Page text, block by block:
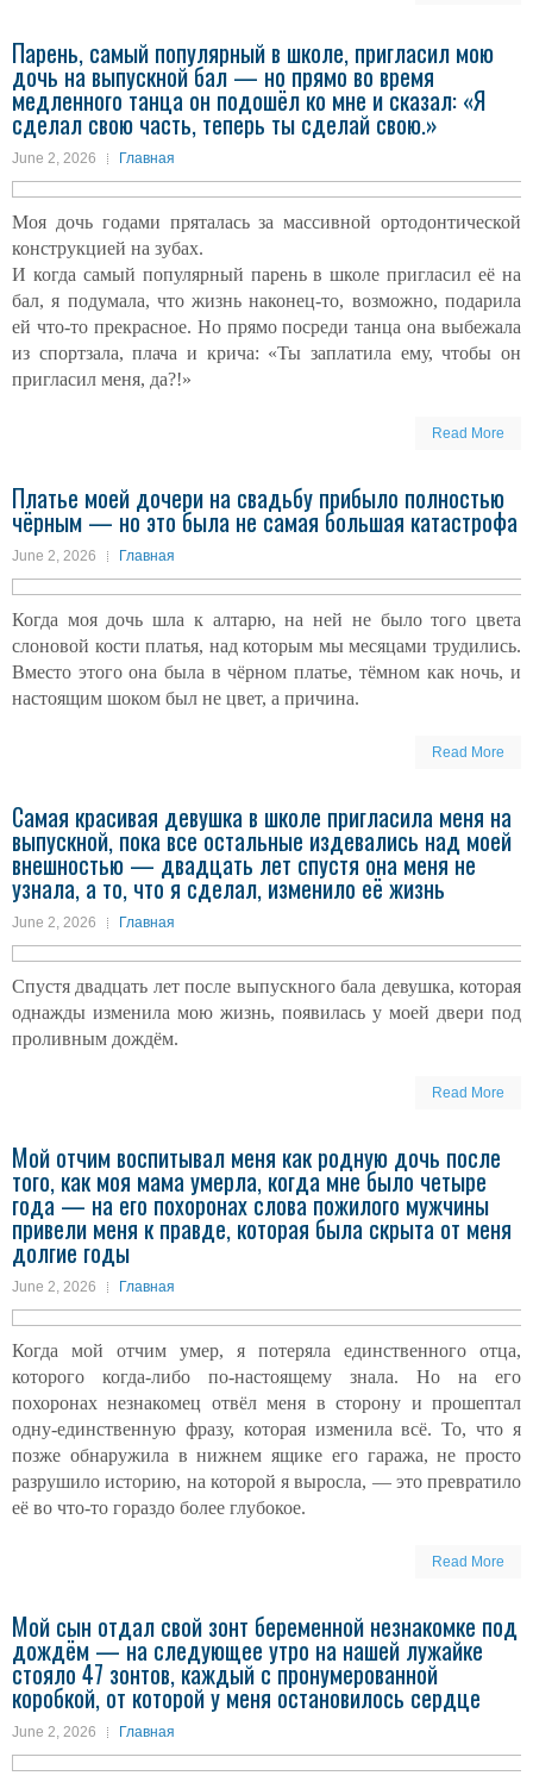
Парень, самый популярный в школе, пригласил мою
дочь на выпускной бал — но прямо во время
медленного танца он подошёл ко мне и сказал: «Я
сделал свою часть, теперь ты сделай свою.»
June 2, 2026 Главная
Моя дочь годами пряталась за массивной ортодонтической
конструкцией на зубах.
И когда самый популярный парень в школе пригласил её на
бал, я подумала, что жизнь наконец-то, возможно, подарила
ей что-то прекрасное. Но прямо посреди танца она выбежала
из спортзала, плача и крича: «Ты заплатила ему, чтобы он
пригласил меня, да?!»
Read More
Платье моей дочери на свадьбу прибыло полностью
чёрным — но это была не самая большая катастрофа
June 2, 2026 Главная
Когда моя дочь шла к алтарю, на ней не было того цвета
слоновой кости платья, над которым мы месяцами трудились.
Вместо этого она была в чёрном платье, тёмном как ночь, и
настоящим шоком был не цвет, а причина.
Read More
Самая красивая девушка в школе пригласила меня на
выпускной, пока все остальные издевались над моей
внешностью — двадцать лет спустя она меня не
узнала, а то, что я сделал, изменило её жизнь
June 2, 2026 Главная
Спустя двадцать лет после выпускного бала девушка, которая
однажды изменила мою жизнь, появилась у моей двери под
проливным дождём.
Read More
Мой отчим воспитывал меня как родную дочь после
того, как моя мама умерла, когда мне было четыре
года — на его похоронах слова пожилого мужчины
привели меня к правде, которая была скрыта от меня
долгие годы
June 2, 2026 Главная
Когда мой отчим умер, я потеряла единственного отца,
которого когда-либо по-настоящему знала. Но на его
похоронах незнакомец отвёл меня в сторону и прошептал
одну-единственную фразу, которая изменила всё. То, что я
позже обнаружила в нижнем ящике его гаража, не просто
разрушило историю, на которой я выросла, — это превратило
её во что-то гораздо более глубокое.
Read More
Мой сын отдал свой зонт беременной незнакомке под
дождём — на следующее утро на нашей лужайке
стояло 47 зонтов, каждый с пронумерованной
коробкой, от которой у меня остановилось сердце
June 2, 2026 Главная